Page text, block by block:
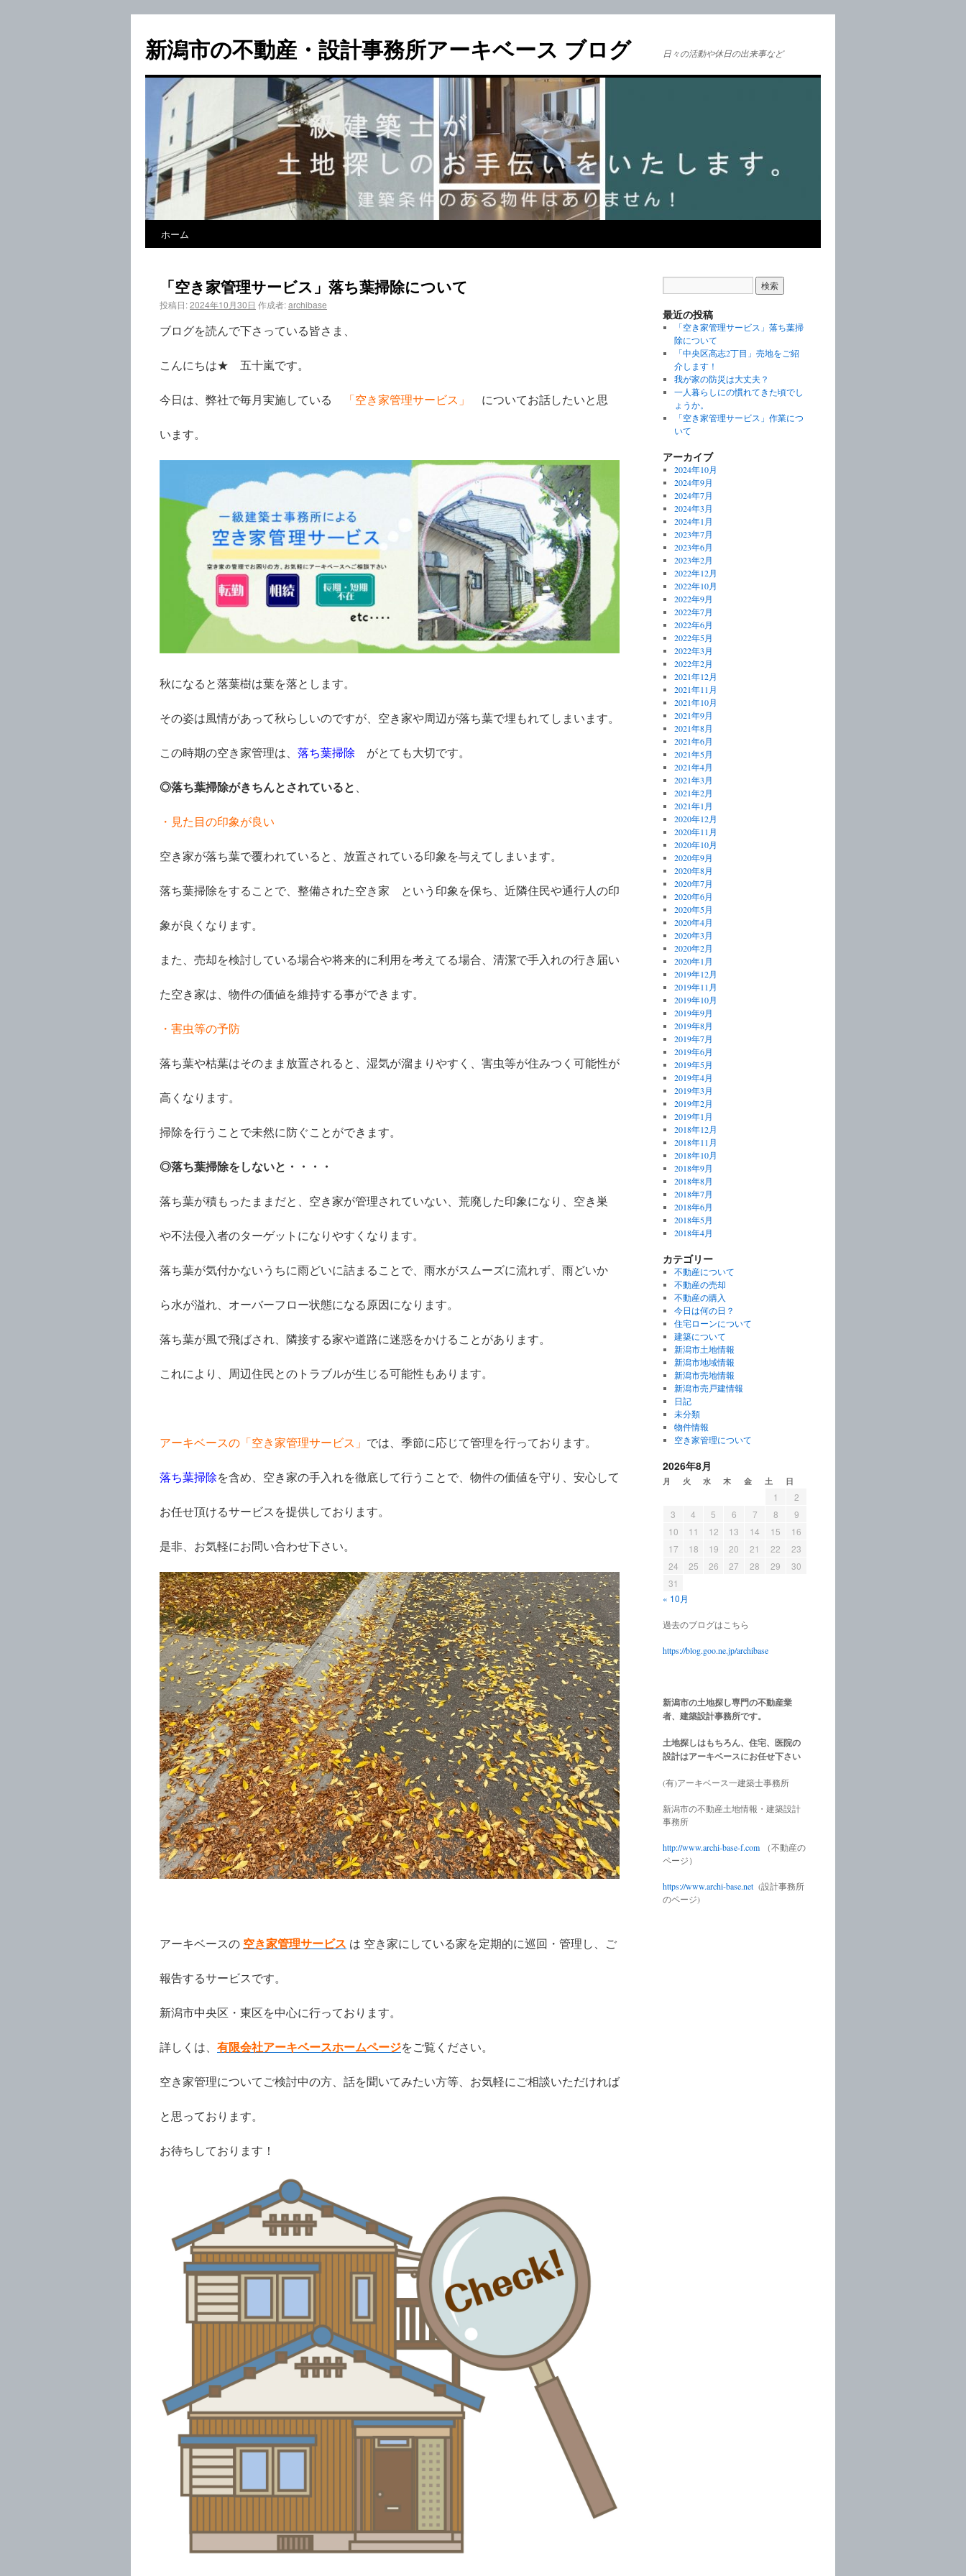
新潟市の不動産・設計事務所アーキベース ブログ 日々の活動や休日の出来事など
ホーム
「空き家管理サービス」落ち葉掃除について
投稿日:2024年10月30日 作成者:archibase
ブログを読んで下さっている皆さま、
こんにちは★ 五十嵐です。
今日は、弊社で毎月実施している 「空き家管理サービス」 についてお話したいと思
います。
秋になると落葉樹は葉を落とします。
その姿は風情があって秋らしいのですが、空き家や周辺が落ち葉で埋もれてしまいます。
この時期の空き家管理は、 落ち葉掃除 がとても大切です。
◎落ち葉掃除がきちんとされていると
・見た目の印象が良い
空き家が落ち葉で覆われていると、放置されている印象を与えてしまいます。
落ち葉掃除をすることで、整備された空き家 という印象を保ち、近隣住民や通行人の印
象が良くなります。
また、売却を検討している場合や将来的に利用を考えてる場合、清潔で手入れの行き届い
た空き家は、物件の価値を維持する事ができます。
・害虫等の予防
落ち葉や枯葉はそのまま放置されると、湿気が溜まりやすく、害虫等が住みつく可能性が
高くなります。
掃除を行うことで未然に防ぐことができます。
◎落ち葉掃除をしないと・・・・
落ち葉が積もったままだと、空き家が管理されていない、荒廃した印象になり、空き巣
や不法侵入者のターゲットになりやすくなります。
落ち葉が気付かないうちに雨どいに詰まることで、雨水がスムーズに流れず、雨どいか
ら水が溢れ、オーバーフロー状態になる原因になります。
落ち葉が風で飛ばされ、隣接する家や道路に迷惑をかけることがあります。
これにより、周辺住民とのトラブルが生じる可能性もあります。
アーキベースの「空き家管理サービス」 では、季節に応じて管理を行っております。
落ち葉掃除を含め、空き家の手入れを徹底して行うことで、物件の価値を守り、安心して
お任せ頂けるサービスを提供しております。
是非、お気軽にお問い合わせ下さい。
アーキベースの 空き家管理サービス は 空き家にしている家を定期的に巡回・管理し、ご
報告するサービスです。
新潟市中央区・東区を中心に行っております。
詳しくは、 有限会社アーキベースホームページをご覧ください。
空き家管理についてご検討中の方、話を聞いてみたい方等、お気軽にご相談いただければ
と思っております。
お待ちしております！
最近の投稿
「空き家管理サービス」落ち葉掃
除について
「中央区高志2丁目」売地をご紹
介します！
我が家の防災は大丈夫？
一人暮らしにの慣れてきた頃でし
ょうか。
「空き家管理サービス」作業につ
いて
アーカイブ
2024年10月
2024年9月
2024年7月
2024年3月
2024年1月
2023年7月
2023年6月
2023年2月
2022年12月
2022年10月
2022年9月
2022年7月
2022年6月
2022年5月
2022年3月
2022年2月
2021年12月
2021年11月
2021年10月
2021年9月
2021年8月
2021年6月
2021年5月
2021年4月
2021年3月
2021年2月
2021年1月
2020年12月
2020年11月
2020年10月
2020年9月
2020年8月
2020年7月
2020年6月
2020年5月
2020年4月
2020年3月
2020年2月
2020年1月
2019年12月
2019年11月
2019年10月
2019年9月
2019年8月
2019年7月
2019年6月
2019年5月
2019年4月
2019年3月
2019年2月
2019年1月
2018年12月
2018年11月
2018年10月
2018年9月
2018年8月
2018年7月
2018年6月
2018年5月
2018年4月
カテゴリー
不動産について
不動産の売却
不動産の購入
今日は何の日？
住宅ローンについて
建築について
新潟市土地情報
新潟市地域情報
新潟市売地情報
新潟市売戸建情報
日記
未分類
物件情報
空き家管理について
2026年8月
月 火 水 木 金 土 日
« 10月
1
2
3
4 5 6 7 8
9
10
11 12 13 14 15
16
17
18 19 20 21 22
23
24
25 26 27 28 29
30
31
過去のブログはこちら
https://blog.goo.ne.jp/archibase
新潟市の土地探し専門の不動産業
者、建築設計事務所です。
土地探しはもちろん、住宅、医院の
設計はアーキベースにお任せ下さい
(有)アーキベース一建築士事務所
新潟市の不動産土地情報・建築設計
事務所
http://www.archi-base-f.com
（不動産の
ページ）
https://www.archi-base.net (設計事務所
のページ)